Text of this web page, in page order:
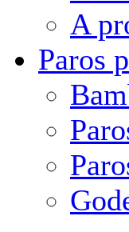
A
Paros